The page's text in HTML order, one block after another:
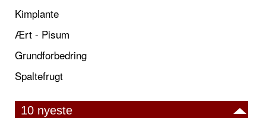
Kimplante
Ært - Pisum
Grundforbedring
Spaltefrugt
10 nyeste